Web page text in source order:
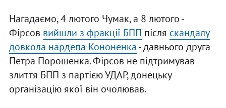
Нагадаємо, 4 лютого Чумак, а 8 лютого -
Фірсов вийшли з фракції БПП після скандалу
довкола нардепа Кононенка-давнього друга
Петра Порошенка. Фірсов не підтримував
злиття БПП з партією УДАР, донецьку
організацію якої він очолював.